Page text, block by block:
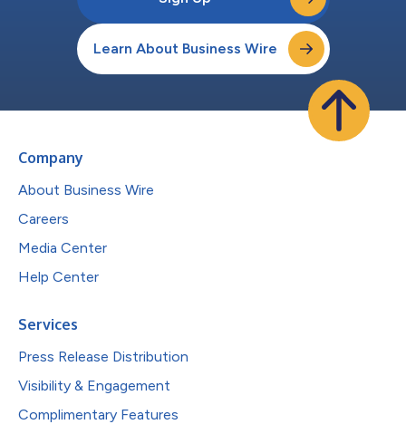
Learn About Business Wire
Company
About Business Wire
Careers
Media Center
Help Center
Services
Press Release Distribution
Visibility & Engagement
Complimentary Features